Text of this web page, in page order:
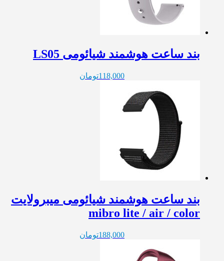
بند ساعت هوشمند شیائومی LS05
118,000تومان
بند ساعت هوشمند شیائومی میبرولایت
mibro lite / air / color
188,000تومان